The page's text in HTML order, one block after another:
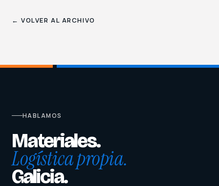
← VOLVER AL ARCHIVO
HABLAMOS
Materiales.
Logística propia.
Galicia.